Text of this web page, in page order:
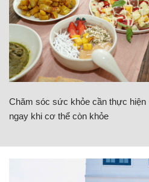
Chăm sóc sức khỏe cần thực hiện
ngay khi cơ thể còn khỏe